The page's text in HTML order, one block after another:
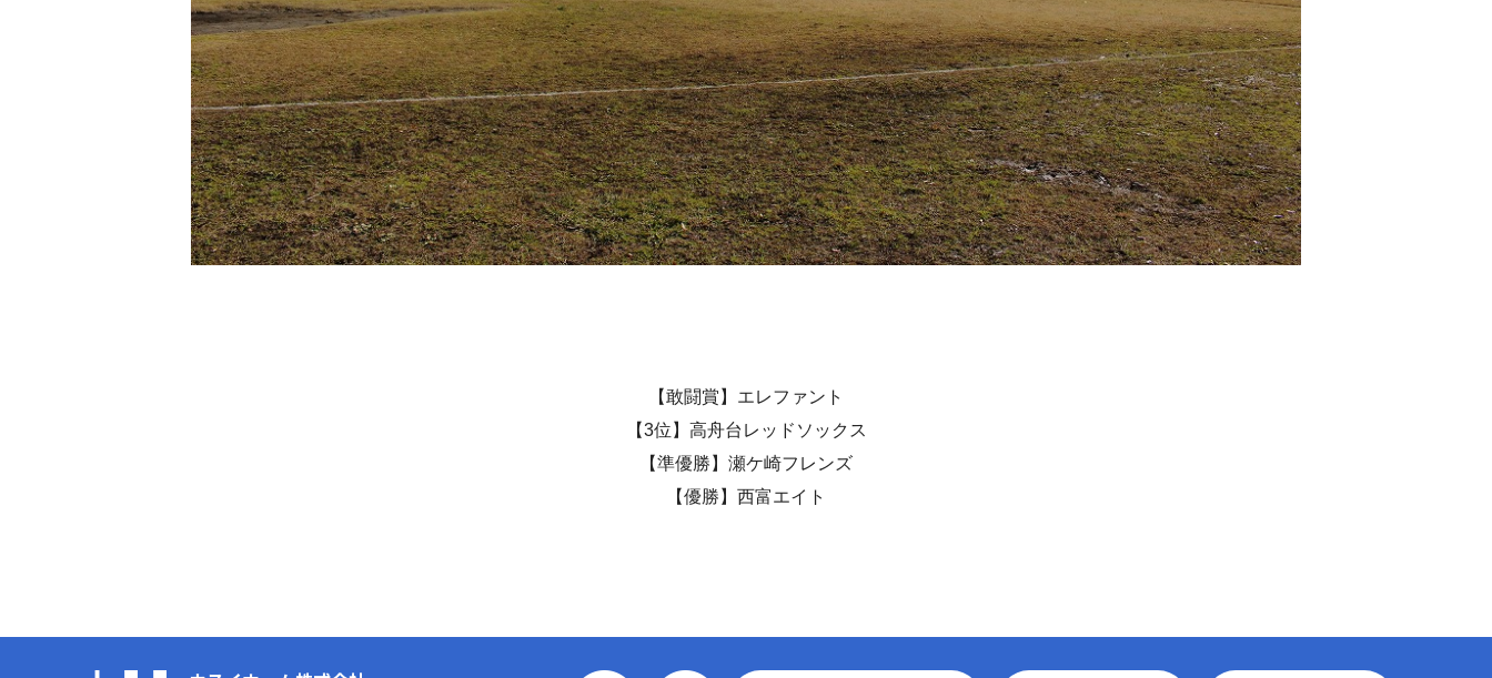
【敢闘賞】エレファント
【3位】高舟台レッドソックス
【準優勝】瀬ケ崎フレンズ
【優勝】西富エイト